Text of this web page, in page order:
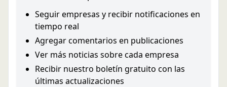
Seguir empresas y recibir notificaciones en
tiempo real
Agregar comentarios en publicaciones
Ver más noticias sobre cada empresa
Recibir nuestro boletín gratuito con las
últimas actualizaciones